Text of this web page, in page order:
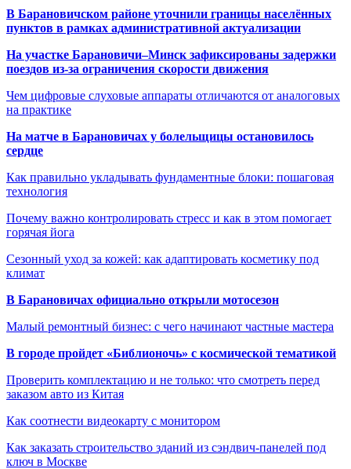
В Барановичском районе уточнили границы населённых
пунктов в рамках административной актуализации
На участке Барановичи–Минск зафиксированы задержки
поездов из-за ограничения скорости движения
Чем цифровые слуховые аппараты отличаются от аналоговых
на практике
На матче в Барановичах у болельщицы остановилось
сердце
Как правильно укладывать фундаментные блоки: пошаговая
технология
Почему важно контролировать стресс и как в этом помогает
горячая йога
Сезонный уход за кожей: как адаптировать косметику под
климат
В Барановичах официально открыли мотосезон
Малый ремонтный бизнес: с чего начинают частные мастера
В городе пройдет «Библионочь» с космической тематикой
Проверить комплектацию и не только: что смотреть перед
заказом авто из Китая
Как соотнести видеокарту с монитором
Как заказать строительство зданий из сэндвич-панелей под
ключ в Москве